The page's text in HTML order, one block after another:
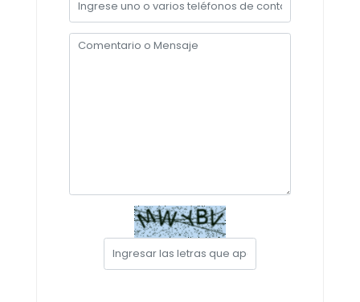
Convocatorias
GESTIÓN ADMINISTRATIVA
PRESUPUESTO: EJECUCIÓN Y REPORTES
Cédulas presupuestarias y balances
Procesos de contratación